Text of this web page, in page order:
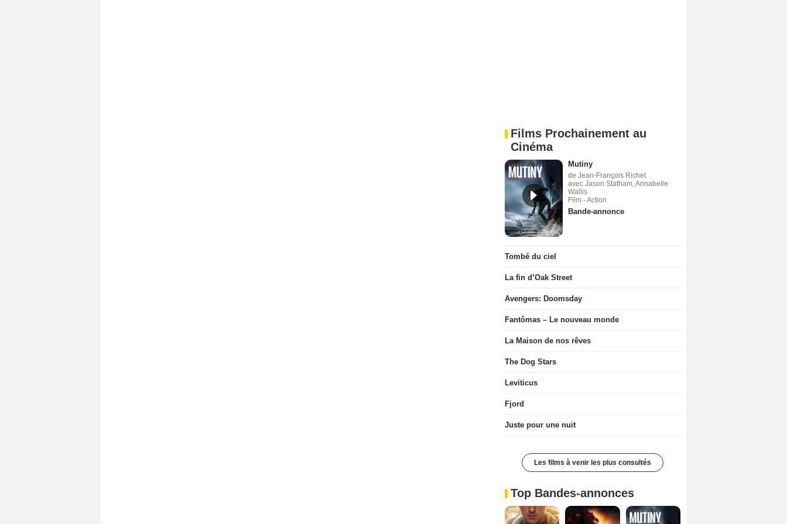
Films Prochainement au
Cinéma
Mutiny
de Jean-François Richet
avec Jason Statham, Annabelle
Wallis
Film - Action
Bande-annonce
Tombé du ciel
La fin d’Oak Street
Avengers: Doomsday
Fantômas – Le nouveau monde
La Maison de nos rêves
The Dog Stars
Leviticus
Fjord
Juste pour une nuit
Les films à venir les plus consultés
Top Bandes-annonces
Spider-Man: Brand New Day Bande-annonce VO STFR L'Odyssée Bande-annonce VO STFR